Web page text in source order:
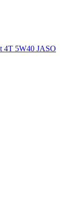
4T 5W40 JASO